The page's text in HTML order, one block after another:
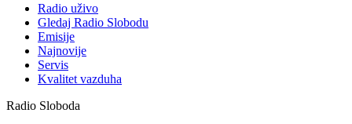
Radio uživo
Gledaj Radio Slobodu
Emisije
Najnovije
Servis
Kvalitet vazduha
Radio Sloboda